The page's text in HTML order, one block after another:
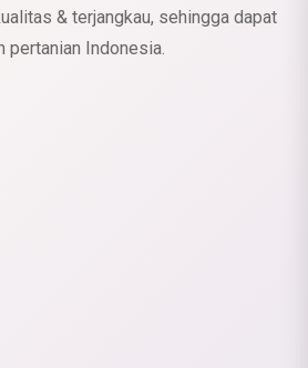
& terjangkau, sehingga dapat
pertanian Indonesia.